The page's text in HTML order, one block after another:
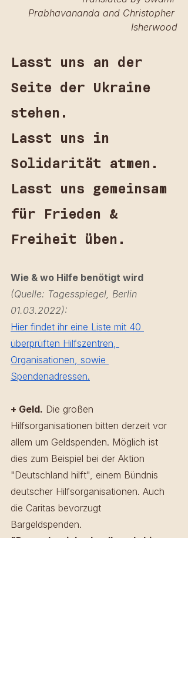
Prabhavananda and Christopher
Isherwood
Lasst uns an der
Seite der Ukraine
stehen.
Lasst uns in
Solidarität atmen.
Lasst uns gemeinsam
für Frieden &
Freiheit üben.
Wie & wo Hilfe benötigt wird
(Quelle: Tagesspiegel, Berlin
01.03.2022):
Hier findet ihr eine Liste mit 40
überprüften Hilfszentren,
Organisationen, sowie
Spendenadressen.
+ Geld. Die großen
Hilfsorganisationen bitten derzeit vor
allem um Geldspenden. Möglich ist
dies zum Beispiel bei der Aktion
"Deutschland hilft", einem Bündnis
deutscher Hilfsorganisationen. Auch
die Caritas bevorzugt
Bargeldspenden.
"Das geht viel schneller, als hier